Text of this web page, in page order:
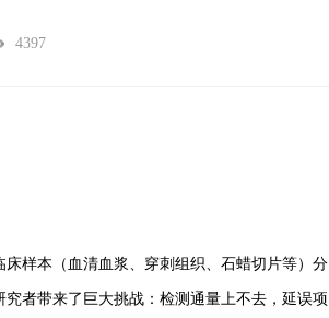
4397
样本（血清血浆、穿刺组织、石蜡切片等）分
者带来了巨大挑战：检测通量上不去，延误项